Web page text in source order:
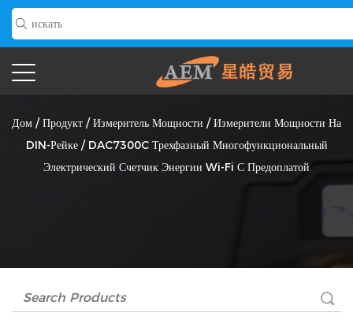
DAC7300C Трехфазный Многофункциональный Электрический
Счетчик Энергии Wi-Fi С Предоплатой Поставщик
Дом /Продукт /Измеритель Мощности /Измерители Мощности На
DIN-Рейке/ DAC7300C Трехфазный Многофункциональный
Электрический Счетчик Энергии Wi-Fi С Предоплатой